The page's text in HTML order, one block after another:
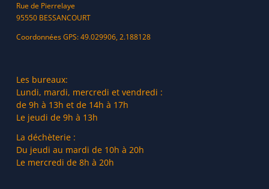
Rue de Pierrelaye
95550 BESSANCOURT
Coordonnées GPS: 49.029906, 2.188128
Les bureaux:
Lundi, mardi, mercredi et vendredi :
de 9h à 13h et de 14h à 17h
Le jeudi de 9h à 13h
La déchèterie :
Du jeudi au mardi de 10h à 20h
Le mercredi de 8h à 20h